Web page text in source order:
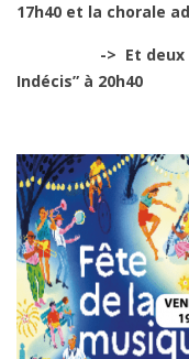
17h40 et la chorale
-> Et deux
Indécis” à 20h40